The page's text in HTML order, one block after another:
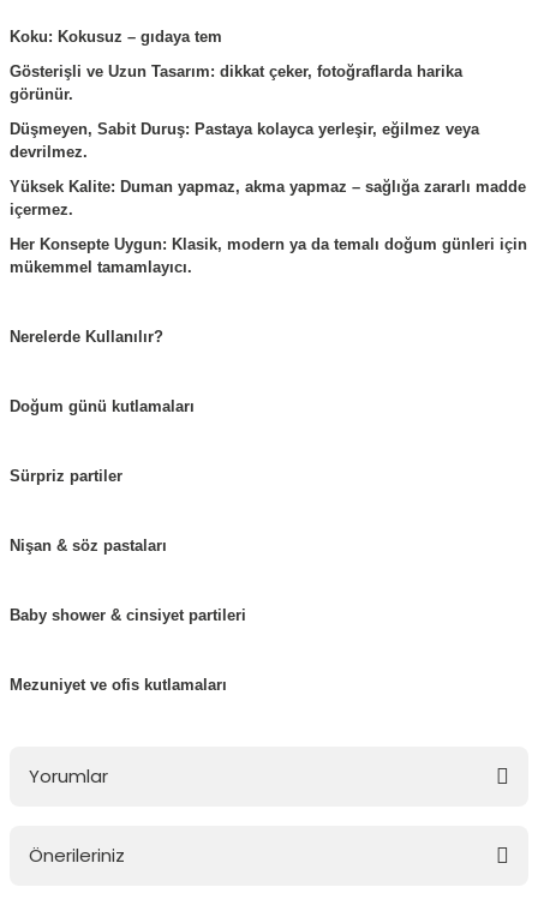
Koku: Kokusuz – gıdaya tem
Gösterişli ve Uzun Tasarım: dikkat çeker, fotoğraflarda harika
görünür.
Düşmeyen, Sabit Duruş: Pastaya kolayca yerleşir, eğilmez veya
devrilmez.
Yüksek Kalite: Duman yapmaz, akma yapmaz – sağlığa zararlı madde
içermez.
Her Konsepte Uygun: Klasik, modern ya da temalı doğum günleri için
mükemmel tamamlayıcı.
Nerelerde Kullanılır?
Doğum günü kutlamaları
Sürpriz partiler
Nişan & söz pastaları
Baby shower & cinsiyet partileri
Mezuniyet ve ofis kutlamaları
Yorumlar
Önerileriniz